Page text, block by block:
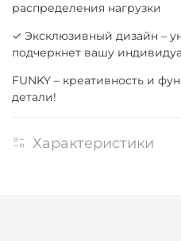
распределения нагрузки
✓ Эксклюзивный дизайн –
подчеркнет вашу
FUNKY – креативность и
детали!
Характеристики